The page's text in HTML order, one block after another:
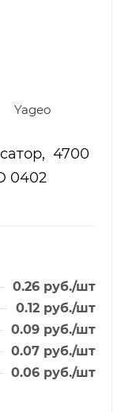
Yageo
4700
0402
0.26 руб./шт
0.12 руб./шт
0.09 руб./шт
0.07 руб./шт
0.06 руб./шт